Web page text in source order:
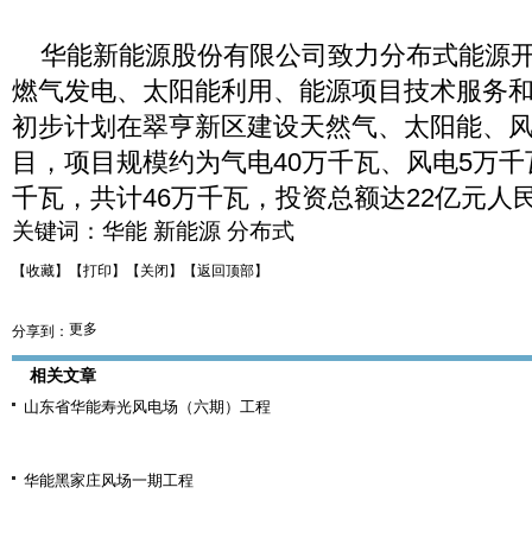
华能新能源股份有限公司致力分布式能源
燃气发电、太阳能利用、能源项目技术服务
初步计划在翠亨新区建设天然气、太阳能、
目，项目规模约为气电40万千瓦、风电5万
千瓦，共计46万千瓦，投资总额达22亿元人
关键词： 华能 新能源 分布式
【收藏】 【打印】 【关闭】 【返回顶部】
分享到： 更多
相关文章
山东省华能寿光风电场（六期）工程
华能黑家庄风场一期工程